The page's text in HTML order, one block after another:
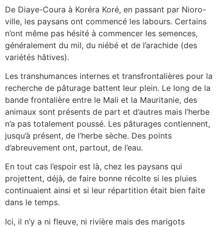
De Diaye-Coura à Koréra Koré, en passant par Nioro-
ville, les paysans ont commencé les labours. Certains
n’ont même pas hésité à commencer les semences,
généralement du mil, du niébé et de l’arachide (des
variétés hâtives).
Les transhumances internes et transfrontalières pour la
recherche de pâturage battent leur plein. Le long de la
bande frontalière entre le Mali et la Mauritanie, des
animaux sont présents de part et d’autres mais l’herbe
n’a pas totalement poussé. Les pâturages contiennent,
jusqu’à présent, de l’herbe sèche. Des points
d’abreuvement ont, partout, de l’eau.
En tout cas l’espoir est là, chez les paysans qui
projettent, déjà, de faire bonne récolte si les pluies
continuaient ainsi et si leur répartition était bien faite
dans le temps.
Ici, il n’y a ni fleuve, ni rivière mais des marigots